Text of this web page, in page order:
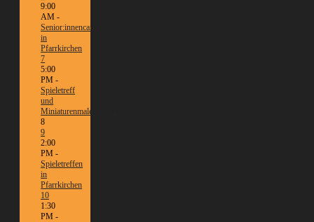
9:00
AM -
Senior:innencafé
in
Pfarrkirchen
7
5:00
PM -
Spieletreff
und
Miniaturenmalen/Tabletop
8
9
2:00
PM -
Spieletreffen
in
Pfarrkirchen
10
1:30
PM -